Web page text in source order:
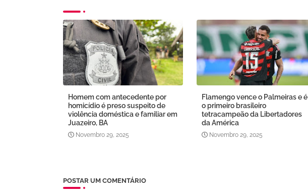
Homem com antecedente por
homicídio é preso suspeito de
violência doméstica e familiar em
Juazeiro, BA
Novembro 29, 2025
Flamengo vence o Palmeiras e é
o primeiro brasileiro
tetracampeão da Libertadores
da América
Novembro 29, 2025
POSTAR UM COMENTÁRIO